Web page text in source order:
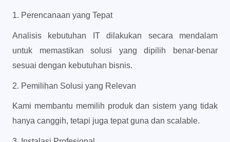
1. Perencanaan yang Tepat
Analisis kebutuhan IT dilakukan secara mendalam
untuk memastikan solusi yang dipilih benar-benar
sesuai dengan kebutuhan bisnis.
2. Pemilihan Solusi yang Relevan
Kami membantu memilih produk dan sistem yang tidak
hanya canggih, tetapi juga tepat guna dan scalable.